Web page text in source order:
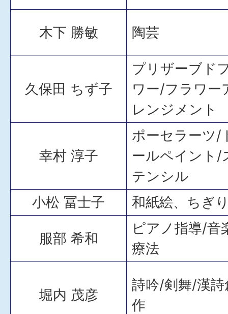
木下 勝敏 陶芸
久保田 ちず子
プリザーブド
ワー/フラワー
レンジメント
幸村 淳子
ポーセラーツ/
ールペイント/
テンシル
小松 冨士子
和紙絵、ちぎ
服部 希和
ピアノ指導/音
療法
堀内 茂彦
詩吟/剣舞/漢詩
作